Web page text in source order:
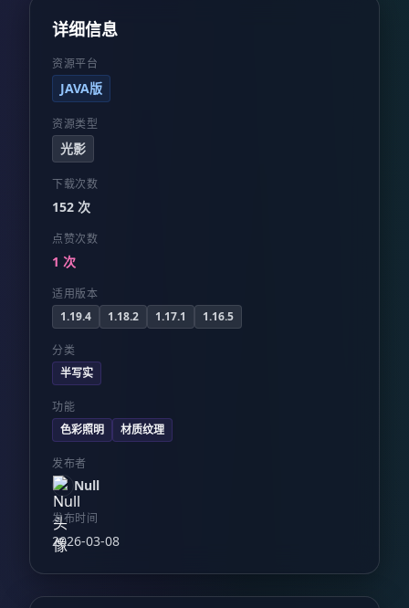
详细信息
资源平台
JAVA版
资源类型
光影
下载次数
152 次
点赞次数
1 次
适用版本
1.19.4
1.18.2 1.17.1 1.16.5
分类
半写实
功能
色彩照明
材质纹理
发布者
Null
发布时间
2026-03-08